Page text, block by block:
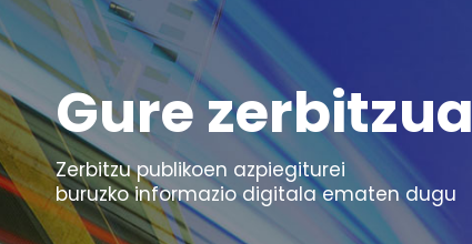
Gure zerbitzua
Zerbitzu publikoen azpiegiturei
buruzko informazio digitala ematen dugu